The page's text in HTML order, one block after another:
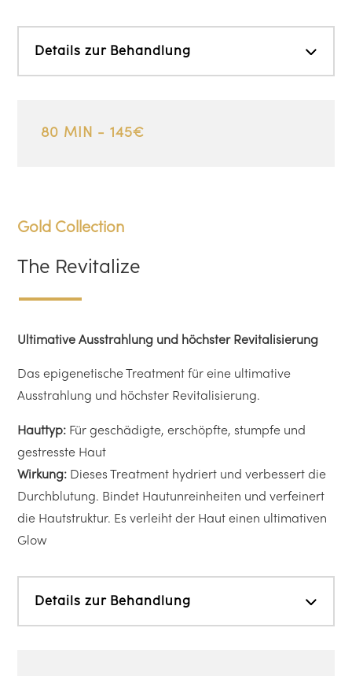
Details zur Behandlung
80 MIN - 145€
Gold Collection
The Revitalize
Ultimative Ausstrahlung und höchster Revitalisierung
Das epigenetische Treatment für eine ultimative
Ausstrahlung und höchster Revitalisierung.
Hauttyp: Für geschädigte, erschöpfte, stumpfe und
gestresste Haut
Wirkung: Dieses Treatment hydriert und verbessert die
Durchblutung. Bindet Hautunreinheiten und verfeinert
die Hautstruktur. Es verleiht der Haut einen ultimativen
Glow
Details zur Behandlung